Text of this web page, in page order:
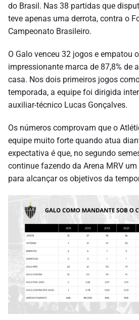
do Brasil. Nas 38 partidas que
teve apenas uma derrota, contra o
Campeonato Brasileiro.
O Galo venceu 32 jogos e empatou
impressionante marca de 87,8% de
casa. Nos dois primeiros jogos
temporada, a equipe foi dirigida
auxiliar-técnico Lucas Gonçalves.
Os números comprovam que o
equipe muito forte quando atua
expectativa é que, no segundo
continue fazendo da Arena MRV
para alcançar os objetivos da